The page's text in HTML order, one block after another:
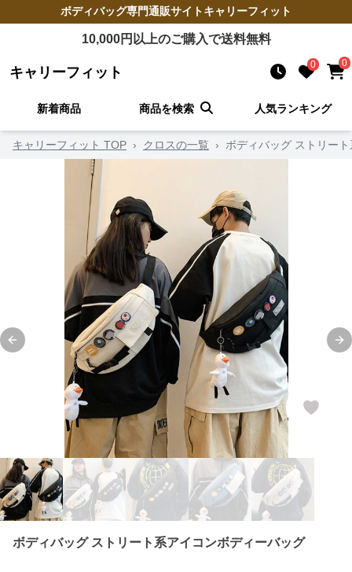
ボディバッグ専門通販サイトキャリーフィット
10,000円以上のご購入で送料無料
キャリーフィット 0 0
新着商品 商品を検索 人気ランキング
キャリーフィット TOP › クロスの一覧 › ボディバッグ ストリー
Previous slide
ボディバッグ ストリート系アイコンボディーバッグ